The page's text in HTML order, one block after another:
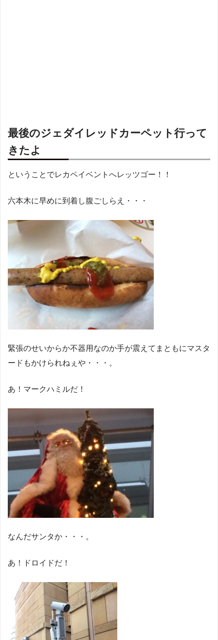
最後のジェダイレッドカーペット行って
きたよ
ということでレカペイベントへレッツゴー！！
六本木に早めに到着し腹ごしらえ・・・
緊張のせいからか不器用なのか手が震えてまともにマスタ
ードもかけられねぇや・・・。
あ！マークハミルだ！
なんだサンタか・・・。
あ！ドロイドだ！